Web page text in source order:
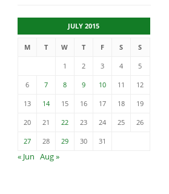
JULY 2015
M T W T F S S
1 2 3 4 5
6 7 8 9 10 11 12
13 14 15 16 17 18 19
20 21 22 23 24 25 26
27 28 29 30 31
« Jun Aug »